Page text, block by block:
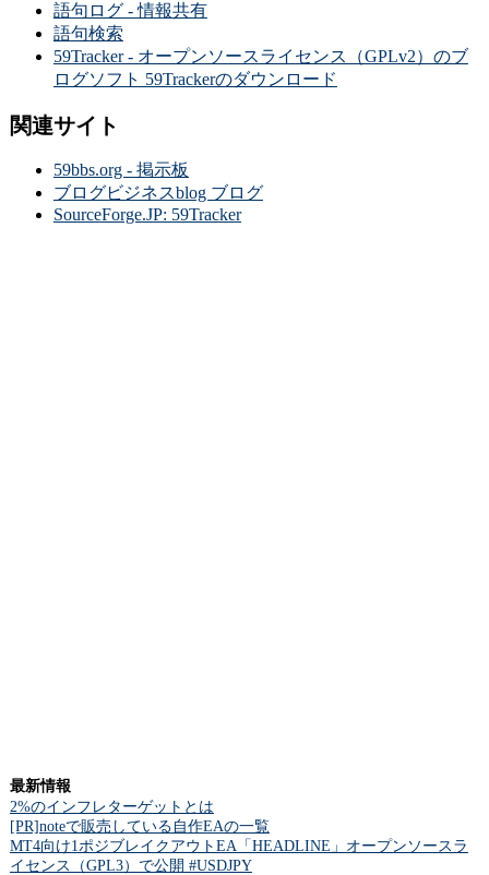
語句ログ - 情報共有
語句検索
59Tracker - オープンソースライセンス（GPLv2）のブ
ログソフト 59Trackerのダウンロード
関連サイト
59bbs.org - 掲示板
ブログビジネスblog ブログ
SourceForge.JP: 59Tracker
最新情報
2%のインフレターゲットとは
[PR]noteで販売している自作EAの一覧
MT4向け1ポジブレイクアウトEA「HEADLINE」オープンソースラ
イセンス（GPL3）で公開 #USDJPY